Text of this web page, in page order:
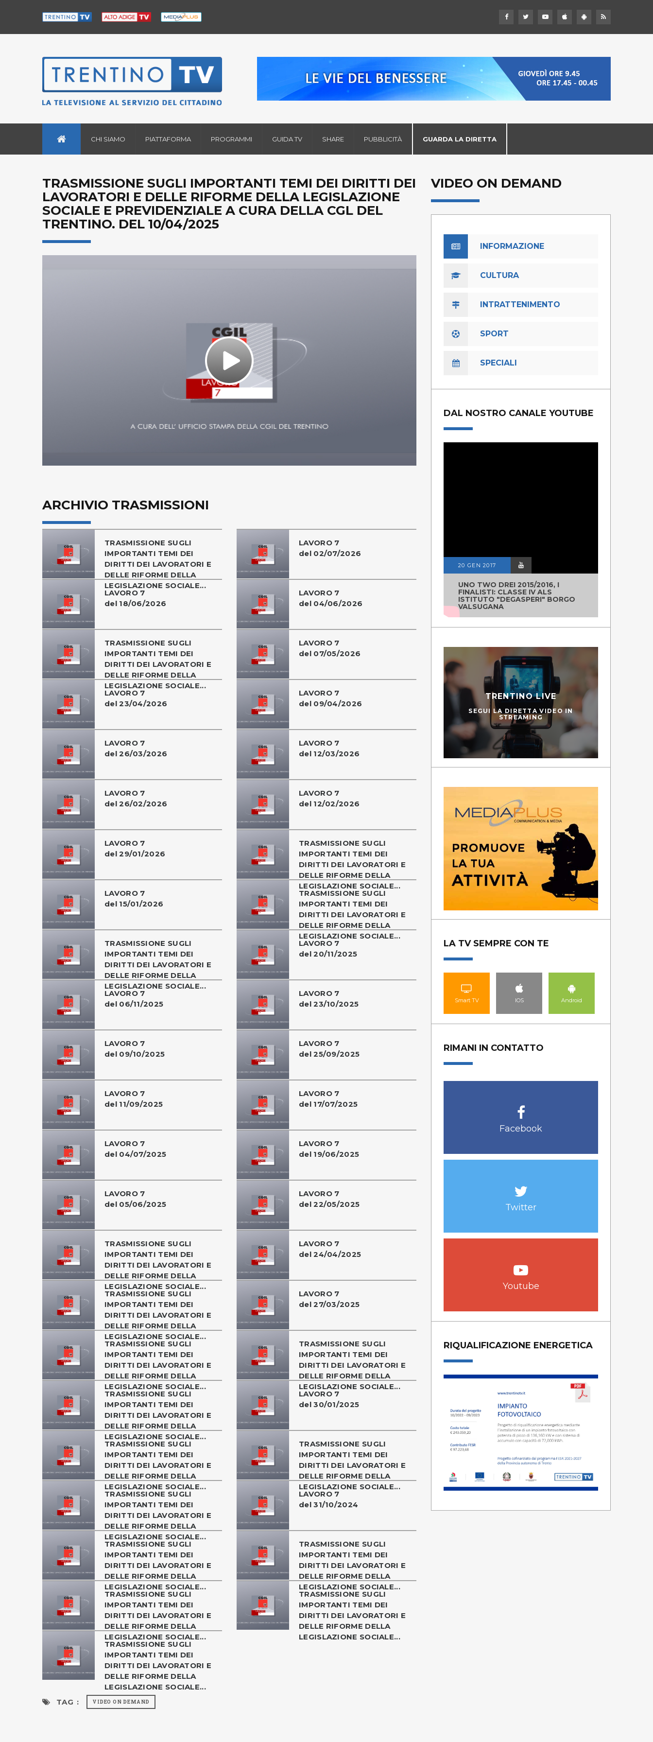
CHI SIAMO PIATTAFORMA PROGRAMMI GUIDA TV SHARE PUBBLICITÀ GUARDA LA DIRETTA
TRASMISSIONE SUGLI IMPORTANTI TEMI DEI DIRITTI DEI
LAVORATORI E DELLE RIFORME DELLA LEGISLAZIONE
SOCIALE E PREVIDENZIALE A CURA DELLA CGL DEL
TRENTINO. DEL 10/04/2025
Play
Video
ARCHIVIO TRASMISSIONI
TRASMISSIONE SUGLI
IMPORTANTI TEMI DEI
DIRITTI DEI LAVORATORI E
DELLE RIFORME DELLA
LEGISLAZIONE SOCIALE...
LAVORO 7
del 02/07/2026
LAVORO 7
del 18/06/2026
LAVORO 7
del 04/06/2026
TRASMISSIONE SUGLI
IMPORTANTI TEMI DEI
DIRITTI DEI LAVORATORI E
DELLE RIFORME DELLA
LEGISLAZIONE SOCIALE...
LAVORO 7
del 07/05/2026
LAVORO 7
del 23/04/2026
LAVORO 7
del 09/04/2026
LAVORO 7
del 26/03/2026
LAVORO 7
del 12/03/2026
LAVORO 7
del 26/02/2026
LAVORO 7
del 12/02/2026
LAVORO 7
del 29/01/2026
TRASMISSIONE SUGLI
IMPORTANTI TEMI DEI
DIRITTI DEI LAVORATORI E
DELLE RIFORME DELLA
LEGISLAZIONE SOCIALE...
LAVORO 7
del 15/01/2026
TRASMISSIONE SUGLI
IMPORTANTI TEMI DEI
DIRITTI DEI LAVORATORI E
DELLE RIFORME DELLA
LEGISLAZIONE SOCIALE...
TRASMISSIONE SUGLI
IMPORTANTI TEMI DEI
DIRITTI DEI LAVORATORI E
DELLE RIFORME DELLA
LEGISLAZIONE SOCIALE...
LAVORO 7
del 20/11/2025
LAVORO 7
del 06/11/2025
LAVORO 7
del 23/10/2025
LAVORO 7
del 09/10/2025
LAVORO 7
del 25/09/2025
LAVORO 7
del 11/09/2025
LAVORO 7
del 17/07/2025
LAVORO 7
del 04/07/2025
LAVORO 7
del 19/06/2025
LAVORO 7
del 05/06/2025
LAVORO 7
del 22/05/2025
TRASMISSIONE SUGLI
IMPORTANTI TEMI DEI
DIRITTI DEI LAVORATORI E
DELLE RIFORME DELLA
LEGISLAZIONE SOCIALE...
LAVORO 7
del 24/04/2025
TRASMISSIONE SUGLI
IMPORTANTI TEMI DEI
DIRITTI DEI LAVORATORI E
DELLE RIFORME DELLA
LEGISLAZIONE SOCIALE...
LAVORO 7
del 27/03/2025
TRASMISSIONE SUGLI
IMPORTANTI TEMI DEI
DIRITTI DEI LAVORATORI E
DELLE RIFORME DELLA
LEGISLAZIONE SOCIALE...
TRASMISSIONE SUGLI
IMPORTANTI TEMI DEI
DIRITTI DEI LAVORATORI E
DELLE RIFORME DELLA
LEGISLAZIONE SOCIALE...
TRASMISSIONE SUGLI
IMPORTANTI TEMI DEI
DIRITTI DEI LAVORATORI E
DELLE RIFORME DELLA
LEGISLAZIONE SOCIALE...
LAVORO 7
del 30/01/2025
TRASMISSIONE SUGLI
IMPORTANTI TEMI DEI
DIRITTI DEI LAVORATORI E
DELLE RIFORME DELLA
LEGISLAZIONE SOCIALE...
TRASMISSIONE SUGLI
IMPORTANTI TEMI DEI
DIRITTI DEI LAVORATORI E
DELLE RIFORME DELLA
LEGISLAZIONE SOCIALE...
TRASMISSIONE SUGLI
IMPORTANTI TEMI DEI
DIRITTI DEI LAVORATORI E
DELLE RIFORME DELLA
LEGISLAZIONE SOCIALE...
LAVORO 7
del 31/10/2024
TRASMISSIONE SUGLI
IMPORTANTI TEMI DEI
DIRITTI DEI LAVORATORI E
DELLE RIFORME DELLA
LEGISLAZIONE SOCIALE...
TRASMISSIONE SUGLI
IMPORTANTI TEMI DEI
DIRITTI DEI LAVORATORI E
DELLE RIFORME DELLA
LEGISLAZIONE SOCIALE...
TRASMISSIONE SUGLI
IMPORTANTI TEMI DEI
DIRITTI DEI LAVORATORI E
DELLE RIFORME DELLA
LEGISLAZIONE SOCIALE...
TRASMISSIONE SUGLI
IMPORTANTI TEMI DEI
DIRITTI DEI LAVORATORI E
DELLE RIFORME DELLA
LEGISLAZIONE SOCIALE...
TRASMISSIONE SUGLI
IMPORTANTI TEMI DEI
DIRITTI DEI LAVORATORI E
DELLE RIFORME DELLA
LEGISLAZIONE SOCIALE...
TAG :
VIDEO ON DEMAND
VIDEO ON DEMAND
INFORMAZIONE
CULTURA
INTRATTENIMENTO
SPORT
SPECIALI
DAL NOSTRO CANALE YOUTUBE
20 GEN 2017
UNO TWO DREI 2015/2016, I
FINALISTI: CLASSE IV ALS
ISTITUTO "DEGASPERI" BORGO
VALSUGANA
TRENTINO LIVE
SEGUI LA DIRETTA VIDEO IN
STREAMING
LA TV SEMPRE CON TE
Smart TV IOS Android
RIMANI IN CONTATTO
Facebook
Twitter
Youtube
RIQUALIFICAZIONE ENERGETICA